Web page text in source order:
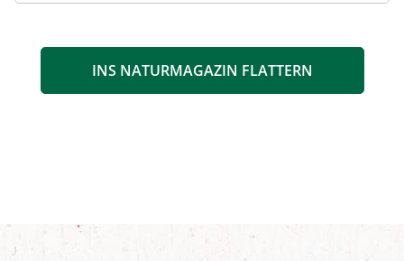
INS NATURMAGAZIN FLATTERN